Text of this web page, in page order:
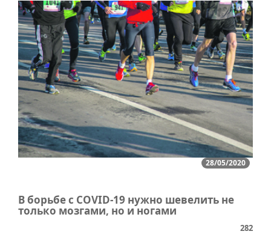
28/05/2020
В борьбе с COVID-19 нужно шевелить не
только мозгами, но и ногами
282